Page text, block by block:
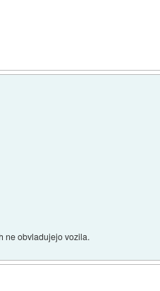
ne obvladujejo vozila.